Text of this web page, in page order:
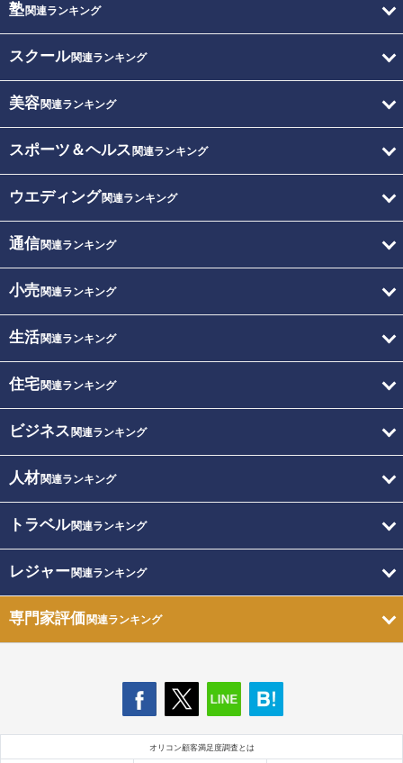
塾関連ランキング
スクール関連ランキング
美容関連ランキング
スポーツ＆ヘルス 関連ランキング
ウエディング関連ランキング
通信関連ランキング
小売関連ランキング
生活関連ランキング
住宅関連ランキング
ビジネス 関連ランキング
人材関連ランキング
トラベル関連ランキング
レジャー関連ランキング
専門家評価関連ランキング
オリコン顧客満足度調査とは